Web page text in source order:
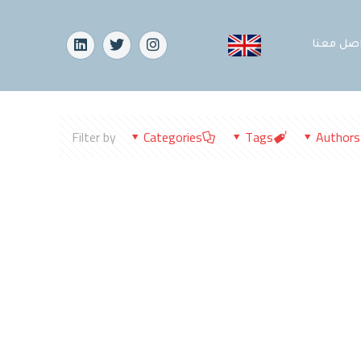
معنا
Filter by Categories Tags Authors